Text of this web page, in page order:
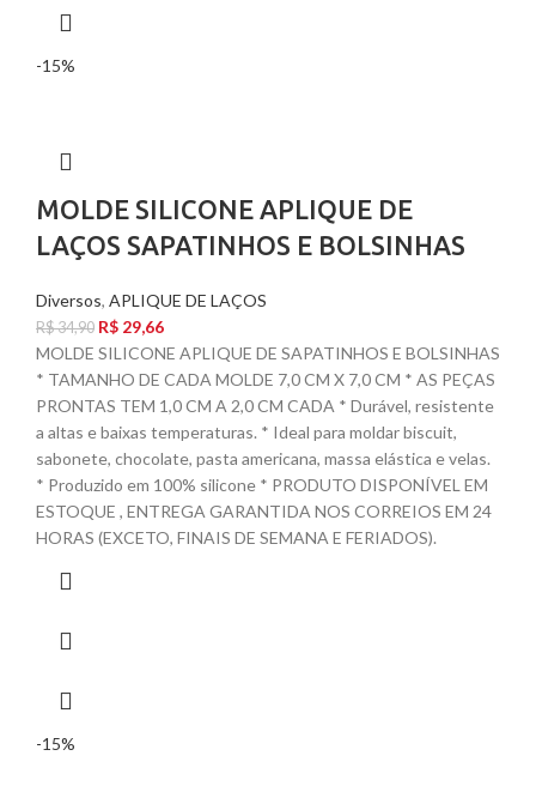
-15%
MOLDE SILICONE APLIQUE DE
LAÇOS SAPATINHOS E BOLSINHAS
Diversos, APLIQUE DE LAÇOS
R$34,90 R$ 29,66
MOLDE SILICONE APLIQUE DE SAPATINHOS E BOLSINHAS
* TAMANHO DE CADA MOLDE 7,0 CM X 7,0 CM * AS PEÇAS
PRONTAS TEM 1,0 CM A 2,0 CM CADA * Durável, resistente
a altas e baixas temperaturas. * Ideal para moldar biscuit,
sabonete, chocolate, pasta americana, massa elástica e velas.
* Produzido em 100% silicone * PRODUTO DISPONÍVEL EM
ESTOQUE , ENTREGA GARANTIDA NOS CORREIOS EM 24
HORAS (EXCETO, FINAIS DE SEMANA E FERIADOS).
-15%